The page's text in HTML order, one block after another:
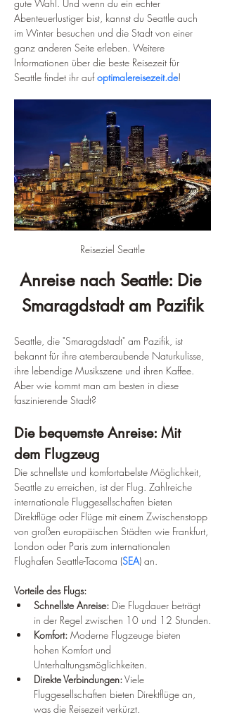
gute Wahl. Und wenn du ein echter
Abenteuerlustiger bist, kannst du Seattle auch
im Winter besuchen und die Stadt von einer
ganz anderen Seite erleben. Weitere
Informationen über die beste Reisezeit für
Seattle findet ihr auf optimalereisezeit.de!
Reiseziel Seattle
Anreise nach Seattle: Die
Smaragdstadt am Pazifik
Seattle, die "Smaragdstadt" am Pazifik, ist
bekannt für ihre atemberaubende Naturkulisse,
ihre lebendige Musikszene und ihren Kaffee.
Aber wie kommt man am besten in diese
faszinierende Stadt?
Die bequemste Anreise: Mit
dem Flugzeug
Die schnellste und komfortabelste Möglichkeit,
Seattle zu erreichen, ist der Flug. Zahlreiche
internationale Fluggesellschaften bieten
Direktflüge oder Flüge mit einem Zwischenstopp
von großen europäischen Städten wie Frankfurt,
London oder Paris zum internationalen
Flughafen Seattle-Tacoma (SEA) an.
Vorteile des Flugs:
Schnellste Anreise: Die Flugdauer beträgt
in der Regel zwischen 10 und 12 Stunden.
Komfort: Moderne Flugzeuge bieten
hohen Komfort und
Unterhaltungsmöglichkeiten.
Direkte Verbindungen: Viele
Fluggesellschaften bieten Direktflüge an,
was die Reisezeit verkürzt.